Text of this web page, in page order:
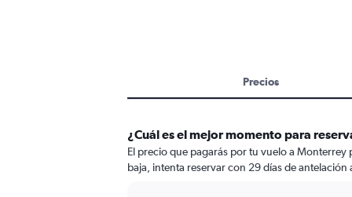
Precios
¿Cuál es el mejor momento para
El precio que pagarás por tu vuelo a Monterrey
baja, intenta reservar con 29 días de antelación